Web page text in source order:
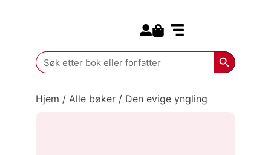
Search
for:
Search
Hjem / Alle bøker / Den evige yngling